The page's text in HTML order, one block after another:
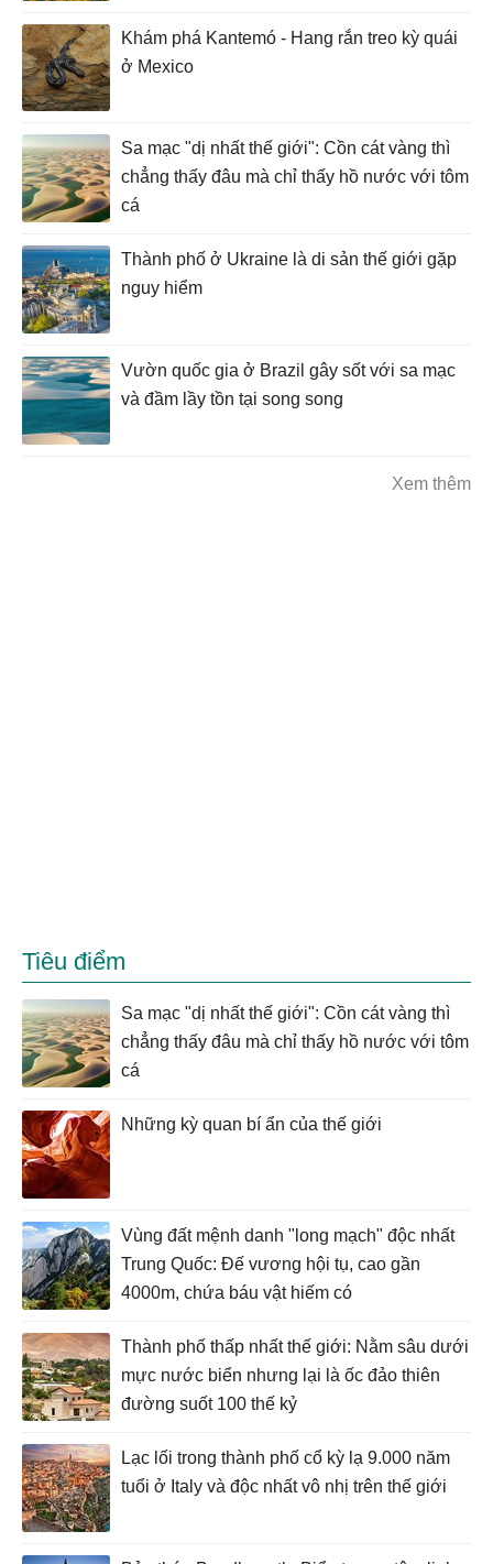
Khám phá Kantemó - Hang rắn treo kỳ quái
ở Mexico
Sa mạc "dị nhất thế giới": Cồn cát vàng thì
chẳng thấy đâu mà chỉ thấy hồ nước với tôm
cá
Thành phố ở Ukraine là di sản thế giới gặp
nguy hiểm
Vườn quốc gia ở Brazil gây sốt với sa mạc
và đầm lầy tồn tại song song
Xem thêm
Tiêu điểm
Sa mạc "dị nhất thế giới": Cồn cát vàng thì
chẳng thấy đâu mà chỉ thấy hồ nước với tôm
cá
Những kỳ quan bí ẩn của thế giới
Vùng đất mệnh danh "long mạch" độc nhất
Trung Quốc: Đế vương hội tụ, cao gần
4000m, chứa báu vật hiếm có
Thành phố thấp nhất thế giới: Nằm sâu dưới
mực nước biển nhưng lại là ốc đảo thiên
đường suốt 100 thế kỷ
Lạc lối trong thành phố cổ kỳ lạ 9.000 năm
tuổi ở Italy và độc nhất vô nhị trên thế giới